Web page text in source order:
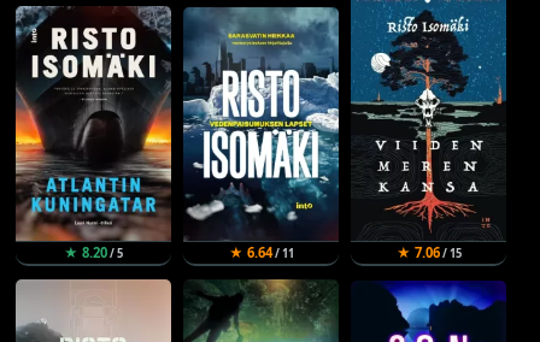
★ 8.20/ 5 ★ 6.64/ 11 ★ 7.06/ 15